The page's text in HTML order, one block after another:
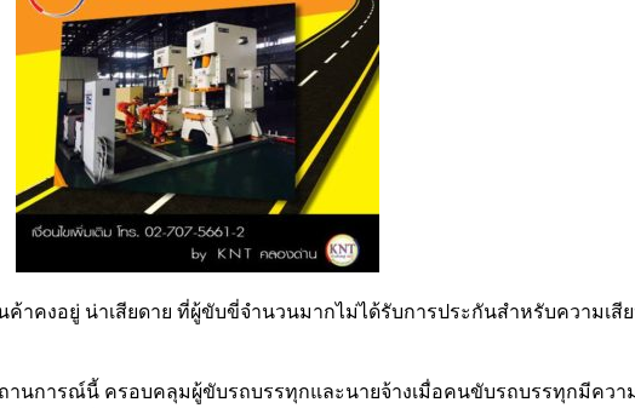
ค้าคงอยู่ น่าเสียดาย ที่ผู้ขับขี่จำนวนมากไม่ได้รับการประกันสำหรับความเ
านการณ์นี้ ครอบคลุมผู้ขับรถบรรทุกและนายจ้างเมื่อคนขับรถบรรทุกมีควา